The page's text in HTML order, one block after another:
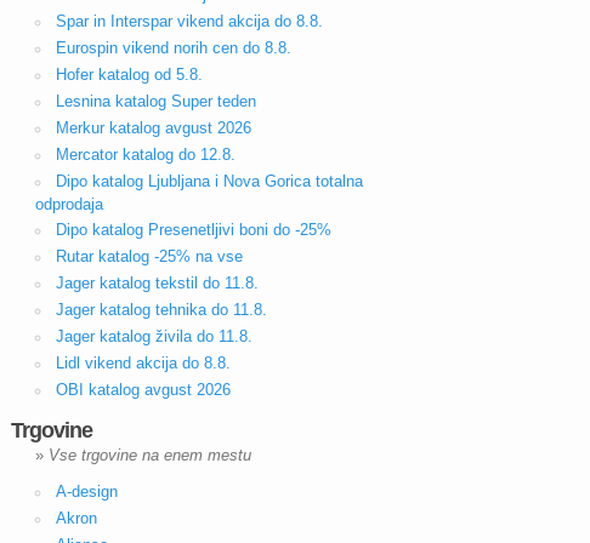
Spar in Interspar vikend akcija do 8.8.
Eurospin vikend norih cen do 8.8.
Hofer katalog od 5.8.
Lesnina katalog Super teden
Merkur katalog avgust 2026
Mercator katalog do 12.8.
Dipo katalog Ljubljana i Nova Gorica totalna
odprodaja
Dipo katalog Presenetljivi boni do -25%
Rutar katalog -25% na vse
Jager katalog tekstil do 11.8.
Jager katalog tehnika do 11.8.
Jager katalog živila do 11.8.
Lidl vikend akcija do 8.8.
OBI katalog avgust 2026
Trgovine
» Vse trgovine na enem mestu
A-design
Akron